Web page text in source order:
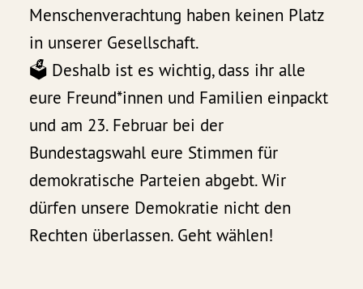
Menschenverachtung haben keinen Platz
in unserer Gesellschaft.
🗳️ Deshalb ist es wichtig, dass ihr alle
eure Freund*innen und Familien einpackt
und am 23. Februar bei der
Bundestagswahl eure Stimmen für
demokratische Parteien abgebt. Wir
dürfen unsere Demokratie nicht den
Rechten überlassen. Geht wählen!